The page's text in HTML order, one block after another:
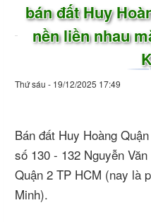
bán đất Huy
nền liền nhau
Thứ sáu - 19/12/2025 17:49
Bán đất Huy Hoàng
số 130 - 132 Nguyễn
Quận 2 TP HCM (nay là
Minh).